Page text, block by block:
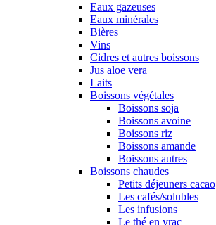
Eaux gazeuses
Eaux minérales
Bières
Vins
Cidres et autres boissons
Jus aloe vera
Laits
Boissons végétales
Boissons soja
Boissons avoine
Boissons riz
Boissons amande
Boissons autres
Boissons chaudes
Petits déjeuners cacao
Les cafés/solubles
Les infusions
Le thé en vrac